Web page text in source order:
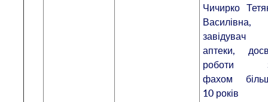
Чичирко
Василівна,
завідувач
аптеки,
роботи
фахом
10 років